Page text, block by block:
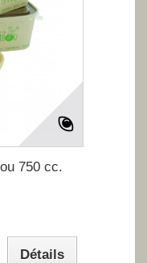
750 cc.
Détails